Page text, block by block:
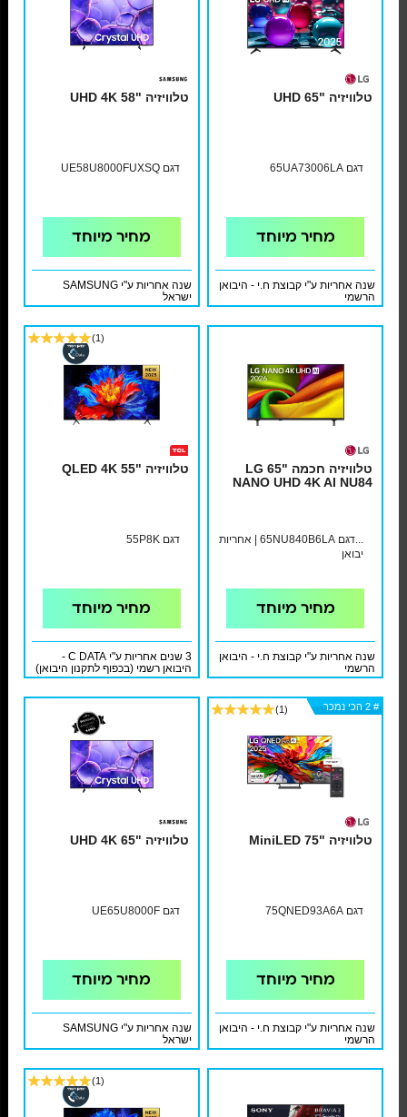
טלוויזיה "UHD 65
דגם 65UA73006LA
מחיר מיוחד
שנה אחריות ע"י קבוצת ח.י - היבואן
הרשמי
טלוויזיה "58 UHD 4K
דגם UE58U8000FUXSQ
מחיר מיוחד
שנה אחריות ע"י SAMSUNG
ישראל
טלוויזיה חכמה "65 LG
NANO UHD 4K AI NU84
...דגם 65NU840B6LA | אחריות
יבואן
מחיר מיוחד
שנה אחריות ע"י קבוצת ח.י - היבואן
הרשמי
(1)
טלוויזיה "55 QLED 4K
דגם 55P8K
מחיר מיוחד
3 שנים אחריות ע"י C DATA -
היבואן רשמי (בכפוף לתקנון היבואן)
# 2 הכי נמכר
# 2 הכי נמכר
# 2 הכי נמכר
# 2 הכי נמכר
# 2 הכי נמכר
# 2 הכי נמכר (1)
טלוויזיה "MiniLED 75
דגם 75QNED93A6A
מחיר מיוחד
שנה אחריות ע"י קבוצת ח.י - היבואן
הרשמי
טלוויזיה "65 UHD 4K
דגם UE65U8000F
מחיר מיוחד
שנה אחריות ע"י SAMSUNG
ישראל
(1)